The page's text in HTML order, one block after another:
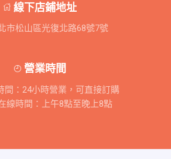
線下店鋪地址
市松山區光復北路68號7號
營業時間
間：24小時營業，可直接訂購
線時間：上午8點至晚上8點